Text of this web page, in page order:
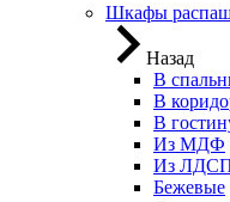
Шкафы
Назад
В
В
В
Из МДФ
Из
Бежевые